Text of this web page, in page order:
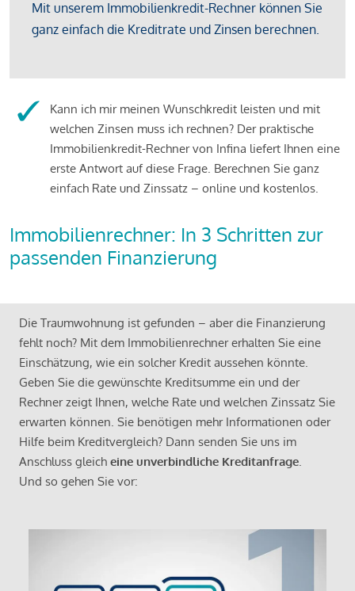
Kann ich mir meinen Wunschkredit leisten und mit
welchen Zinsen muss ich rechnen? Der praktische
Immobilienkredit-Rechner von Infina liefert Ihnen eine
erste Antwort auf diese Frage. Berechnen Sie ganz
einfach Rate und Zinssatz – online und kostenlos.
Immobilienrechner: In 3 Schritten zur
passenden Finanzierung
Die Traumwohnung ist gefunden – aber die Finanzierung
fehlt noch? Mit dem Immobilienrechner erhalten Sie eine
Einschätzung, wie ein solcher Kredit aussehen könnte.
Geben Sie die gewünschte Kreditsumme ein und der
Rechner zeigt Ihnen, welche Rate und welchen Zinssatz Sie
erwarten können. Sie benötigen mehr Informationen oder
Hilfe beim Kreditvergleich? Dann senden Sie uns im
Anschluss gleich eine unverbindliche Kreditanfrage.
Und so gehen Sie vor: